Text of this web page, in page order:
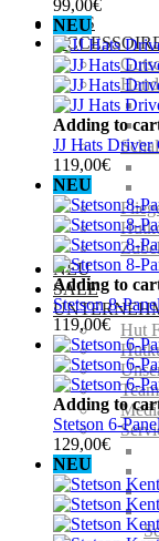
KIDS
NEU
SALE
Hut
Team
99,00€
NEU
Adding to
JJ Hats Driver
119,00€
NEU
Adding to
Stetson 8-
119,00€
Adding to
Stetson 6-
129,00€
NEU